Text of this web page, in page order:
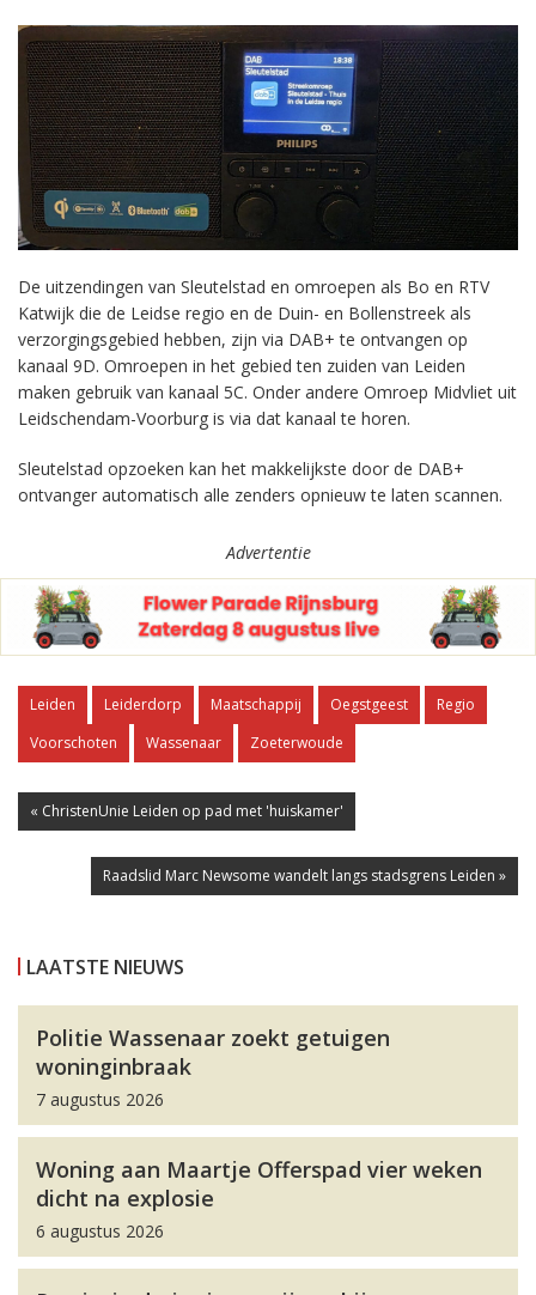
De uitzendingen van Sleutelstad en omroepen als Bo en RTV
Katwijk die de Leidse regio en de Duin- en Bollenstreek als
verzorgingsgebied hebben, zijn via DAB+ te ontvangen op
kanaal 9D. Omroepen in het gebied ten zuiden van Leiden
maken gebruik van kanaal 5C. Onder andere Omroep Midvliet uit
Leidschendam-Voorburg is via dat kanaal te horen.
Sleutelstad opzoeken kan het makkelijkste door de DAB+
ontvanger automatisch alle zenders opnieuw te laten scannen.
Advertentie
Leiden Leiderdorp Maatschappij Oegstgeest
Regio
Voorschoten
Wassenaar Zoeterwoude
« ChristenUnie Leiden op pad met 'huiskamer'
Raadslid Marc Newsome wandelt langs stadsgrens Leiden »
LAATSTE NIEUWS
Politie Wassenaar zoekt getuigen
woninginbraak
7 augustus 2026
Woning aan Maartje Offerspad vier weken
dicht na explosie
6 augustus 2026